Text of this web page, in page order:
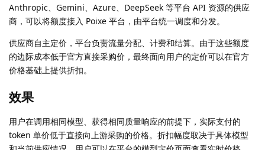
Anthropic、Gemini、Azure、DeepSeek 等平台 API 资源的供应
商，可以将额度接入 Poixe 平台，由平台统一调度和分发。
供应商自主定价，平台负责流量分配、计费和结算。由于这些额度
的边际成本低于官方直接采购价，最终面向用户的定价可以在官方
价格基础上提供折扣。
效果
用户在调用相同模型、获得相同质量响应的前提下，实际支付的
token 单价低于直接向上游采购的价格。折扣幅度取决于具体模型